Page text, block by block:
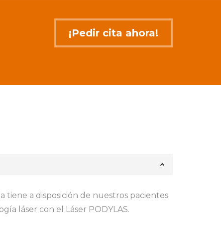
¡Pedir cita ahora!
tiene a disposición de nuestros pacientes
láser con el Láser PODYLAS.